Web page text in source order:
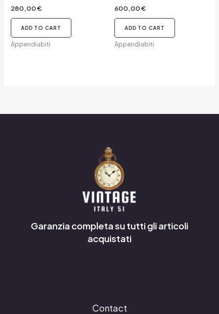
280,00€
ADD TO CART
Appendiabiti
600,00€
ADD TO CART
Appendiabiti
Garanzia completa su tutti gli articoli
acquistati
Contact